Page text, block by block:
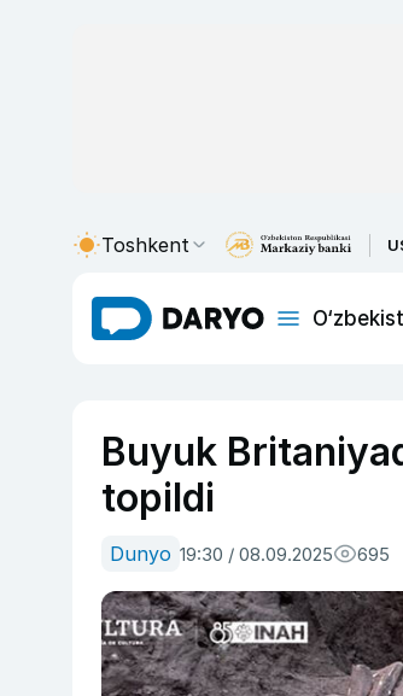
Toshkent
Buyuk
topildi
Dunyo 19:30 / 08.09.2025 695